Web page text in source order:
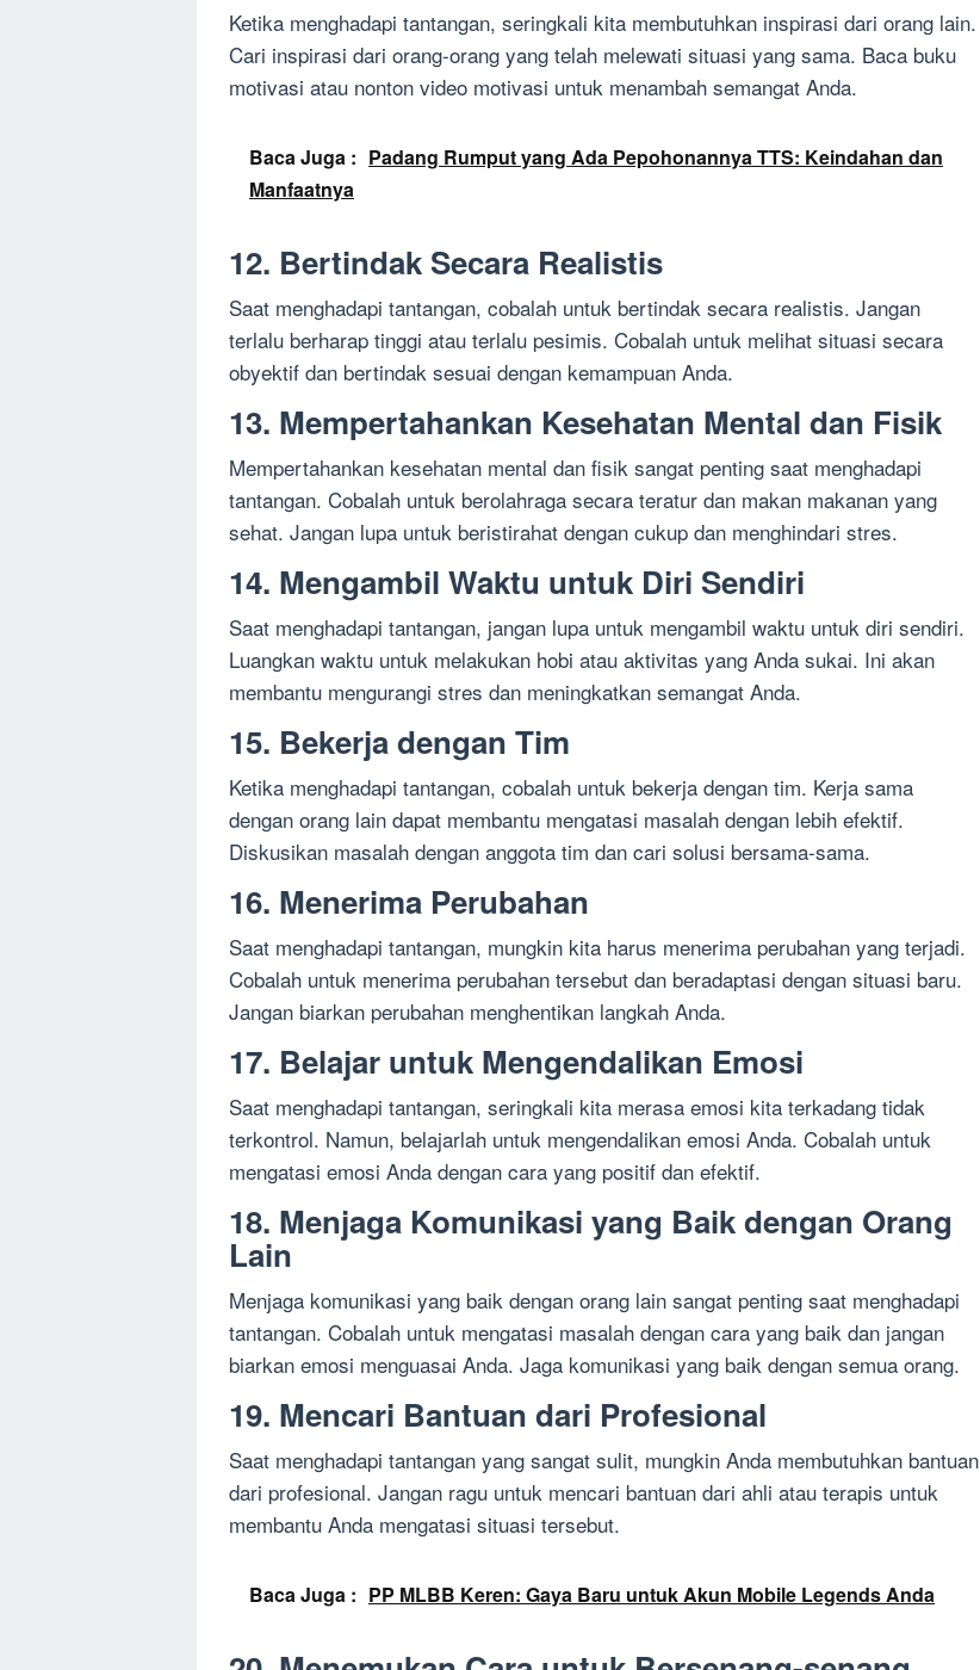
Ketika menghadapi tantangan, seringkali kita membutuhkan inspirasi dari orang lain.
Cari inspirasi dari orang-orang yang telah melewati situasi yang sama. Baca buku
motivasi atau nonton video motivasi untuk menambah semangat Anda.
Baca Juga : Padang Rumput yang Ada Pepohonannya TTS: Keindahan dan
Manfaatnya
12. Bertindak Secara Realistis
Saat menghadapi tantangan, cobalah untuk bertindak secara realistis. Jangan
terlalu berharap tinggi atau terlalu pesimis. Cobalah untuk melihat situasi secara
obyektif dan bertindak sesuai dengan kemampuan Anda.
13. Mempertahankan Kesehatan Mental dan Fisik
Mempertahankan kesehatan mental dan fisik sangat penting saat menghadapi
tantangan. Cobalah untuk berolahraga secara teratur dan makan makanan yang
sehat. Jangan lupa untuk beristirahat dengan cukup dan menghindari stres.
14. Mengambil Waktu untuk Diri Sendiri
Saat menghadapi tantangan, jangan lupa untuk mengambil waktu untuk diri sendiri.
Luangkan waktu untuk melakukan hobi atau aktivitas yang Anda sukai. Ini akan
membantu mengurangi stres dan meningkatkan semangat Anda.
15. Bekerja dengan Tim
Ketika menghadapi tantangan, cobalah untuk bekerja dengan tim. Kerja sama
dengan orang lain dapat membantu mengatasi masalah dengan lebih efektif.
Diskusikan masalah dengan anggota tim dan cari solusi bersama-sama.
16. Menerima Perubahan
Saat menghadapi tantangan, mungkin kita harus menerima perubahan yang terjadi.
Cobalah untuk menerima perubahan tersebut dan beradaptasi dengan situasi baru.
Jangan biarkan perubahan menghentikan langkah Anda.
17. Belajar untuk Mengendalikan Emosi
Saat menghadapi tantangan, seringkali kita merasa emosi kita terkadang tidak
terkontrol. Namun, belajarlah untuk mengendalikan emosi Anda. Cobalah untuk
mengatasi emosi Anda dengan cara yang positif dan efektif.
18. Menjaga Komunikasi yang Baik dengan Orang
Lain
Menjaga komunikasi yang baik dengan orang lain sangat penting saat menghadapi
tantangan. Cobalah untuk mengatasi masalah dengan cara yang baik dan jangan
biarkan emosi menguasai Anda. Jaga komunikasi yang baik dengan semua orang.
19. Mencari Bantuan dari Profesional
Saat menghadapi tantangan yang sangat sulit, mungkin Anda membutuhkan bantuan
dari profesional. Jangan ragu untuk mencari bantuan dari ahli atau terapis untuk
membantu Anda mengatasi situasi tersebut.
Baca Juga : PP MLBB Keren: Gaya Baru untuk Akun Mobile Legends Anda